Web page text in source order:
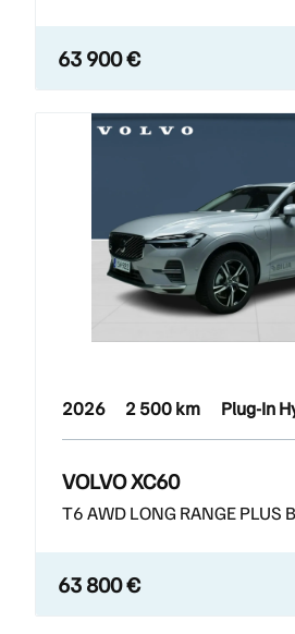
63 900 €
2026 2 500 km Plug-In
VOLVO XC60
T6 AWD LONG RANGE PLUS
63 800 €